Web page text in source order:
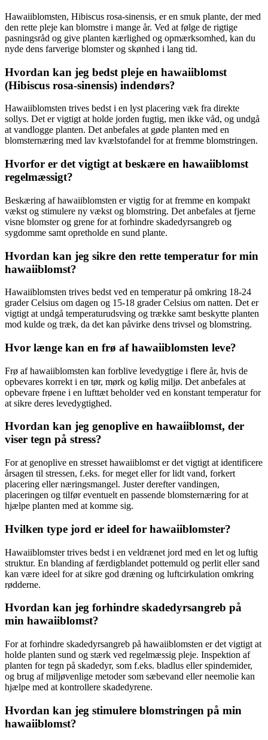
Hawaiiblomsten, Hibiscus rosa-sinensis, er en smuk plante, der med
den rette pleje kan blomstre i mange år. Ved at følge de rigtige
pasningsråd og give planten kærlighed og opmærksomhed, kan du
nyde dens farverige blomster og skønhed i lang tid.
Hvordan kan jeg bedst pleje en hawaiiblomst
(Hibiscus rosa-sinensis) indendørs?
Hawaiiblomsten trives bedst i en lyst placering væk fra direkte
sollys. Det er vigtigt at holde jorden fugtig, men ikke våd, og undgå
at vandlogge planten. Det anbefales at gøde planten med en
blomsternæring med lav kvælstofandel for at fremme blomstringen.
Hvorfor er det vigtigt at beskære en hawaiiblomst
regelmæssigt?
Beskæring af hawaiiblomsten er vigtig for at fremme en kompakt
vækst og stimulere ny vækst og blomstring. Det anbefales at fjerne
visne blomster og grene for at forhindre skadedyrsangreb og
sygdomme samt opretholde en sund plante.
Hvordan kan jeg sikre den rette temperatur for min
hawaiiblomst?
Hawaiiblomsten trives bedst ved en temperatur på omkring 18-24
grader Celsius om dagen og 15-18 grader Celsius om natten. Det er
vigtigt at undgå temperaturudsving og trække samt beskytte planten
mod kulde og træk, da det kan påvirke dens trivsel og blomstring.
Hvor længe kan en frø af hawaiiblomsten leve?
Frø af hawaiiblomsten kan forblive levedygtige i flere år, hvis de
opbevares korrekt i en tør, mørk og kølig miljø. Det anbefales at
opbevare frøene i en lufttæt beholder ved en konstant temperatur for
at sikre deres levedygtighed.
Hvordan kan jeg genoplive en hawaiiblomst, der
viser tegn på stress?
For at genoplive en stresset hawaiiblomst er det vigtigt at identificere
årsagen til stressen, f.eks. for meget eller for lidt vand, forkert
placering eller næringsmangel. Juster derefter vandingen,
placeringen og tilfør eventuelt en passende blomsternæring for at
hjælpe planten med at komme sig.
Hvilken type jord er ideel for hawaiiblomster?
Hawaiiblomster trives bedst i en veldrænet jord med en let og luftig
struktur. En blanding af færdigblandet pottemuld og perlit eller sand
kan være ideel for at sikre god dræning og luftcirkulation omkring
rødderne.
Hvordan kan jeg forhindre skadedyrsangreb på
min hawaiiblomst?
For at forhindre skadedyrsangreb på hawaiiblomsten er det vigtigt at
holde planten sund og stærk ved regelmæssig pleje. Inspektion af
planten for tegn på skadedyr, som f.eks. bladlus eller spindemider,
og brug af miljøvenlige metoder som sæbevand eller neemolie kan
hjælpe med at kontrollere skadedyrene.
Hvordan kan jeg stimulere blomstringen på min
hawaiiblomst?